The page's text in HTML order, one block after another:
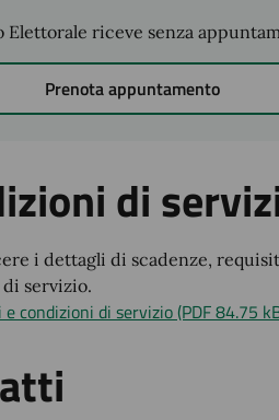
Elettorale riceve senza
Prenota appuntamento
di
i dettagli di scadenze,
servizio.
condizioni di servizio (PDF 84.75